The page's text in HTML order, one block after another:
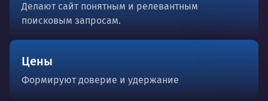
Делают сайт понятным и релевантным
поисковым запросам.
Цены
Формируют доверие и удержание